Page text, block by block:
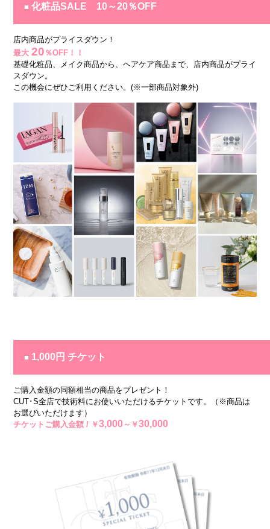
■ 化粧品SALE 10～20％OFF
店内商品がプライスダウン！
最大20 ％OFF！！
基礎化粧品、メイク商品から、ヘアケア商品まで、店内商品がプライ
スダウン。
この機会にぜひご利用ください。(※一部商品対象外)
■ 1,000円 チケット
ご購入金額の同額相当の商品をプレゼント！
CUT･S全店で技術料にお使いいただけるチケットです。（※商品は
お選びいただけます）
チケットご購入金額 / ￥3,000～￥30,000